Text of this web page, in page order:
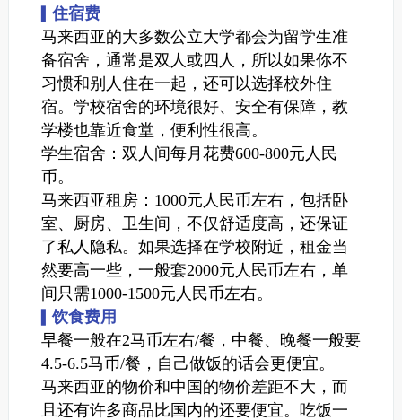
▍住宿费
马来西亚的大多数公立大学都会为留学生准
备宿舍，通常是双人或四人，所以如果你不
习惯和别人住在一起，还可以选择校外住
宿。学校宿舍的环境很好、安全有保障，教
学楼也靠近食堂，便利性很高。
学生宿舍：双人间每月花费600-800元人民
币。
马来西亚租房：1000元人民币左右，包括卧
室、厨房、卫生间，不仅舒适度高，还保证
了私人隐私。如果选择在学校附近，租金当
然要高一些，一般套2000元人民币左右，单
间只需1000-1500元人民币左右。
▍饮食费用
早餐一般在2马币左右/餐，中餐、晚餐一般要
4.5-6.5马币/餐，自己做饭的话会更便宜。
马来西亚的物价和中国的物价差距不大，而
且还有许多商品比国内的还要便宜。吃饭一